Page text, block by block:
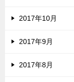
2017年10月
2017年9月
2017年8月